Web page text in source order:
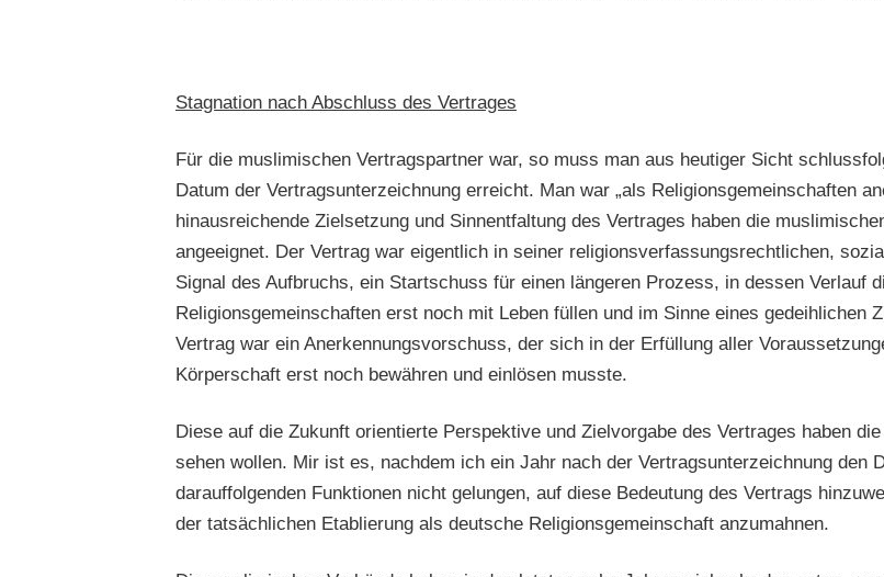
Stagnation nach Abschluss des Vertrages
Für die muslimischen Vertragspartner war, so muss man aus heutiger Sicht
Datum der Vertragsunterzeichnung erreicht. Man war „als Religionsgemeinschaften
hinausreichende Zielsetzung und Sinnentfaltung des Vertrages haben die
angeeignet. Der Vertrag war eigentlich in seiner religionsverfassungsrechtlichen,
Signal des Aufbruchs, ein Startschuss für einen längeren Prozess, in dessen Verlauf
Religionsgemeinschaften erst noch mit Leben füllen und im Sinne eines gedeihlichen
Vertrag war ein Anerkennungsvorschuss, der sich in der Erfüllung aller
Körperschaft erst noch bewähren und einlösen musste.
Diese auf die Zukunft orientierte Perspektive und Zielvorgabe des Vertrages haben
sehen wollen. Mir ist es, nachdem ich ein Jahr nach der Vertragsunterzeichnung den
darauffolgenden Funktionen nicht gelungen, auf diese Bedeutung des Vertrags
der tatsächlichen Etablierung als deutsche Religionsgemeinschaft anzumahnen.